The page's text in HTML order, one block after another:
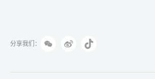
分享我们：